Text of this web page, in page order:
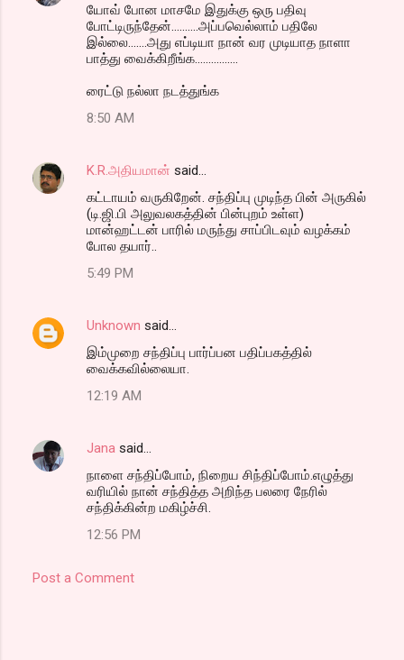
யோவ் போன மாசமே இதுக்கு ஒரு பதிவு
போட்டிருந்தேன்..........அப்பவெல்லாம் பதிலே
இல்லை.......அது எப்டியா நான் வர முடியாத நாளா
பாத்து வைக்கிறீங்க................
ரைட்டு நல்லா நடத்துங்க
8:50 AM
K.R.அதியமான் said…
கட்டாயம் வருகிறேன். சந்திப்பு முடிந்த பின் அருகில்
(டி.ஜி.பி அலுவலகத்தின் பின்புறம் உள்ள)
மான்ஹட்டன் பாரில் மருந்து சாப்பிடவும் வழக்கம்
போல தயார்..
5:49 PM
Unknown said…
இம்முறை சந்திப்பு பார்ப்பன பதிப்பகத்தில்
வைக்கவில்லையா.
12:19 AM
Jana said…
நாளை சந்திப்போம், நிறைய சிந்திப்போம்.எழுத்து
வரியில் நான் சந்தித்த அறிந்த பலரை நேரில்
சந்திக்கின்ற மகிழ்ச்சி.
12:56 PM
Post a Comment